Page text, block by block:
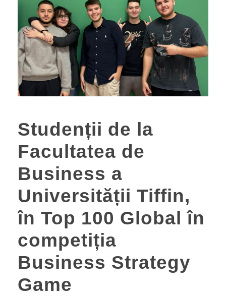
Studenții de la
Facultatea de
Business a
Universității Tiffin,
în Top 100 Global în
competiția
Business Strategy
Game